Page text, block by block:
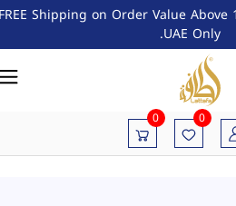
FREE Shipping on Order Value
UAE Only.
0
0